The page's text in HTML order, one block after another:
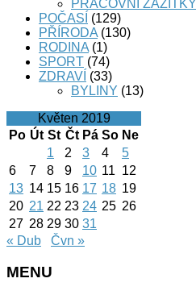
PRACOVNÍ ZÁŽITKY
POČASÍ (129)
PŘÍRODA (130)
RODINA (1)
SPORT (74)
ZDRAVÍ (33)
BYLINY (13)
Květen 2019
Po Út St Čt Pá So Ne
1
2 3 4
5
6
7 8 9 10 11 12
13 14 15 16 17 18 19
20 21 22 23 24 25 26
27 28 29 30 31
« Dub
Čvn »
MENU